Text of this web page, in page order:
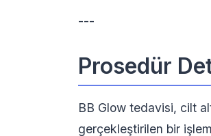
---
Prosedür
BB Glow tedavisi, cilt
gerçekleştirilen bir